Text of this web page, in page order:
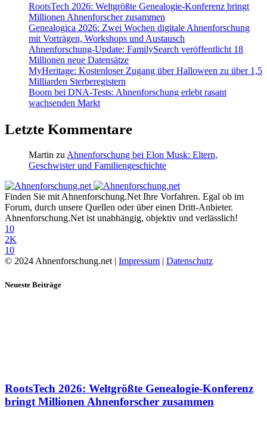
RootsTech 2026: Weltgrößte Genealogie-Konferenz bringt
Millionen Ahnenforscher zusammen
Genealogica 2026: Zwei Wochen digitale Ahnenforschung
mit Vorträgen, Workshops und Austausch
Ahnenforschung-Update: FamilySearch veröffentlicht 18
Millionen neue Datensätze
MyHeritage: Kostenloser Zugang über Halloween zu über 1,5
Milliarden Sterberegistern
Boom bei DNA-Tests: Ahnenforschung erlebt rasant
wachsenden Markt
Letzte Kommentare
Martin zuAhnenforschung bei Elon Musk: Eltern,
Geschwister und Familiengeschichte
Finden Sie mit Ahnenforschung.Net Ihre Vorfahren. Egal ob im
Forum, durch unsere Quellen oder über einen Dritt-Anbieter.
Ahnenforschung.Net ist unabhängig, objektiv und verlässlich!
10
2K
10
© 2024 Ahnenforschung.net | Impressum Datenschutz
Neueste Beiträge
RootsTech 2026: Weltgrößte Genealogie-Konferenz
bringt Millionen Ahnenforscher zusammen